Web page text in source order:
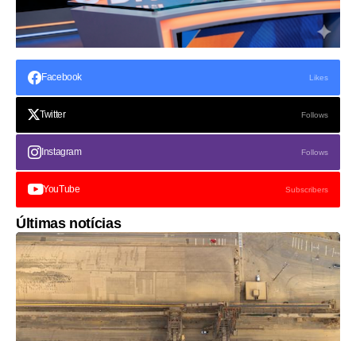
Facebook Likes
Twitter Follows
Instagram Follows
YouTube Subscribers
Últimas notícias